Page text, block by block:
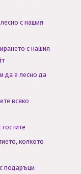
с нашия
с нашия
да е лесно да
всяко
колкото
подаръци